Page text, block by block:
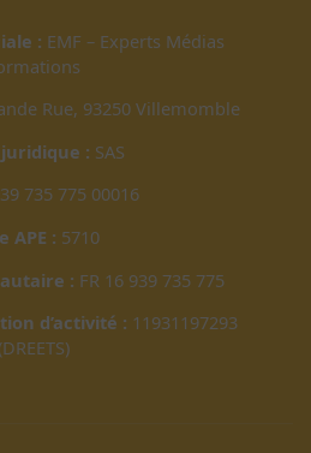
: EMF – Experts Médias
Rue, 93250 Villemomble
: SAS
735 775 00016
APE : 5710
: FR 16 939 735 775
d’activité : 11931197293
(DREETS)